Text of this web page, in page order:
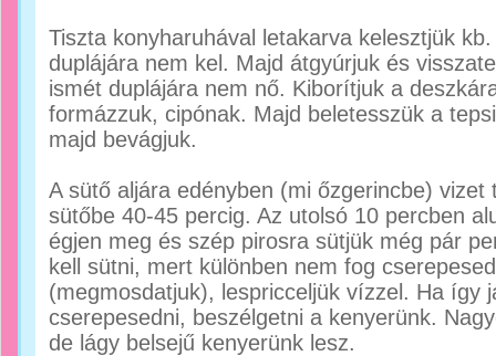
Tiszta konyharuhával letakarva kelesztjük
duplájára nem kel. Majd átgyúrjuk és
ismét duplájára nem nő. Kiborítjuk a
formázzuk, cipónak. Majd beletesszük a
majd bevágjuk.
A sütő aljára edényben (mi őzgerincbe)
sütőbe 40-45 percig. Az utolsó 10 percben
égjen meg és szép pirosra sütjük még pár
kell sütni, mert különben nem fog
(megmosdatjuk), lespricceljük vízzel. Ha így
cserepesedni, beszélgetni a kenyerünk.
de lágy belsejű kenyerünk lesz.